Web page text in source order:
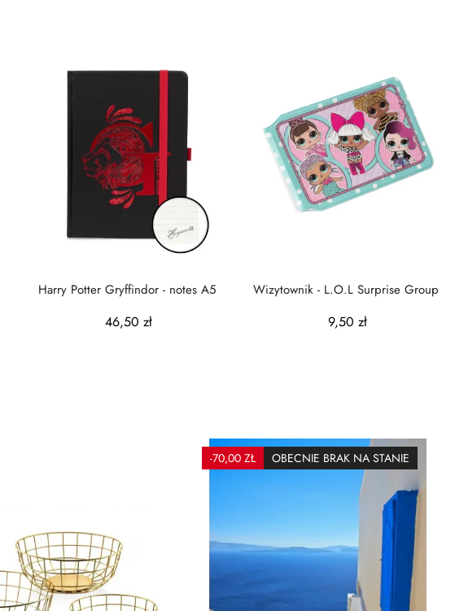
Harry Potter Gryffindor - notes A5
46,50 zł
Wizytownik - L.O.L Surprise Group
9,50 zł
-70,00 ZŁ OBECNIE BRAK NA STANIE